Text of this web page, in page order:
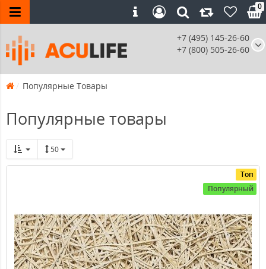
+7 (495) 145-26-60
+7 (800) 505-26-60
0
Популярные Товары
Популярные товары
50
Топ
Популярный